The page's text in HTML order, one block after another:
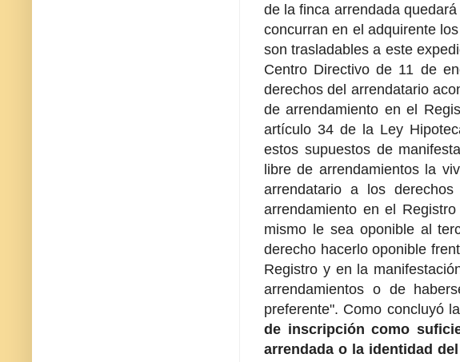
de la finca arrendada
concurran en el adquirente
son trasladables a este
Centro Directivo de 11 de
derechos del arrendatario
de arrendamiento en el
artículo 34 de la Ley
estos supuestos de
libre de arrendamientos la
arrendatario a los
arrendamiento en el
mismo le sea oponible al
derecho hacerlo oponible
Registro y en la
arrendamientos o de
preferente". Como concluyó
de inscripción como
arrendada o la identidad